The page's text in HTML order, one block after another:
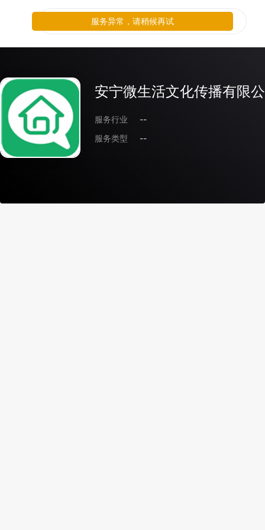
安宁微生活文化传播有限
服务行业
--
服务类型
--
服务异常，请稍候再试